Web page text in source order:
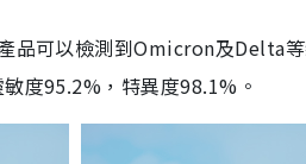
品可以檢測到Omicron及Delta
度95.2%，特異度98.1%。